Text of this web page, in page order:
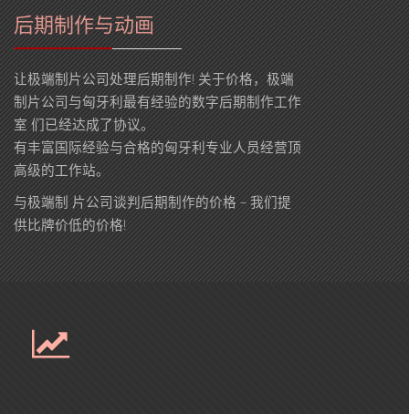
后期制作与动画
让极端制片公司处理后期制作! 关于价格，极端
制片公司与匈牙利最有经验的数字后期制作工作
室 们已经达成了协议。
有丰富国际经验与合格的匈牙利专业人员经营顶
高级的工作站。
与极端制 片公司谈判后期制作的价格 – 我们提
供比牌价低的价格!